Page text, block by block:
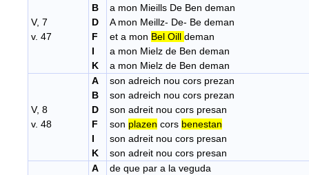
V, 7
v. 47
B
D
F
I
K
a mon Mieills De Ben deman
A mon Meillz- De- Be deman
et a mon Bel Oill deman
a mon Mielz de Ben deman
a mon Mielz de Ben deman
V, 8
v. 48
A
B
D
F
I
K
son adreich nou cors prezan
son adreich nou cors prezan
son adreit nou cors presan
son plazen cors benestan
son adreit nou cors presan
son adreit nou cors presan
A
de que par a la veguda